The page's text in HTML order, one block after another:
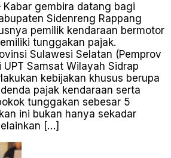
Kabar gembira datang bagi
Sidenreng Rappang
pemilik kendaraan bermotor
tunggakan pajak.
Sulawesi Selatan (Pemprov
UPT Samsat Wilayah Sidrap
kebijakan khusus berupa
pajak kendaraan serta
tunggakan sebesar 5
ini bukan hanya sekadar
[…]